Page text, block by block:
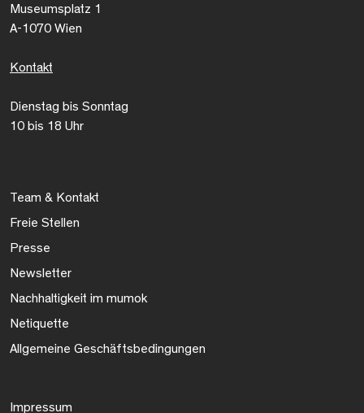
Museumsplatz 1
A-1070 Wien
Kontakt
Dienstag bis Sonntag
10 bis 18 Uhr
Team & Kontakt
Freie Stellen
Presse
Newsletter
Nachhaltigkeit im mumok
Netiquette
Allgemeine Geschäftsbedingungen
Impressum